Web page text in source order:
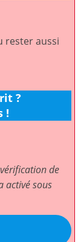
rester aussi
?
!
de
activé sous